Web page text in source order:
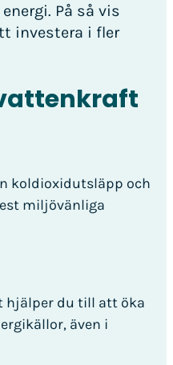
På så vis
investera i fler
koldioxidutsläpp och
miljövänliga
hjälper du till att öka
även i